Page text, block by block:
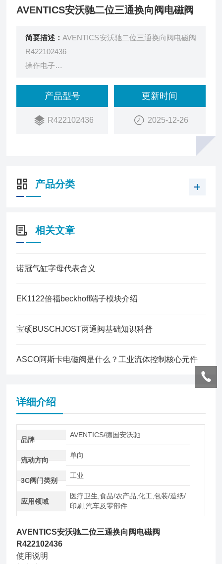
AVENTICS安沃驰二位三通换向阀电磁阀
简要描述：AVENTICS安沃驰二位三通换向阀电磁阀
R422102436
操作电子
换向原理2x2/2
结构常闭/常闭
小运行压力-0.9 bar
手动控制装置锁定式
产品型号
R422102436
更新时间
2025-12-26
产品分类
相关文章
诺冠气缸字母代表含义
EK1122倍福beckhoff端子模块介绍
宝硕BUSCHJOST两通阀基础知识科普
ASCO阿斯卡电磁阀是什么？工业流体控制核心元件
详细介绍
品牌
AVENTICS/德国安沃驰
流动方向
单向
3C阀门类别
工业
应用领域
医疗卫生,食品/农产品,化工,包装/造纸/
印刷,汽车及零部件
AVENTICS安沃驰二位三通换向阀电磁阀
R422102436
使用说明